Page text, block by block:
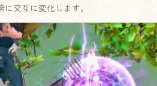
交互に変化します。